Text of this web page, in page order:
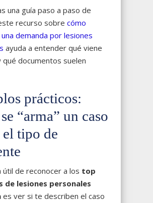
una guía paso a paso de
recurso sobre cómo
demanda por lesiones
ayuda a entender qué viene
qué documentos suelen
prácticos:
“arma” un caso
el tipo de
útil de reconocer a los top
de lesiones personales
es ver si te describen el caso